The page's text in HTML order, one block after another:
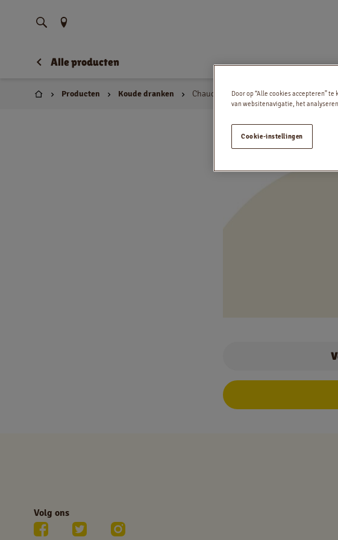
Vind uw locatie
Alle producten
Huis
Producten Koude dranken Chaudfont. 1l
Volg ons
Door op “Alle cookies accepteren”
van websitenavigatie, het
Cookie-instellingen